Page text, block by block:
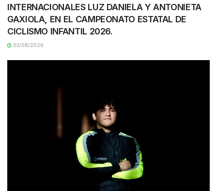
INTERNACIONALES LUZ DANIELA Y ANTONIETA
GAXIOLA, EN EL CAMPEONATO ESTATAL DE
CICLISMO INFANTIL 2026.
03/08/2026